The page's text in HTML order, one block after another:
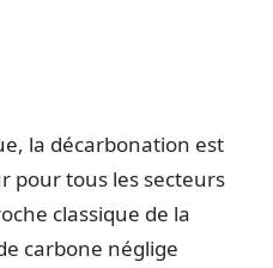
la décarbonation est
pour tous les secteurs
classique de la
carbone néglige